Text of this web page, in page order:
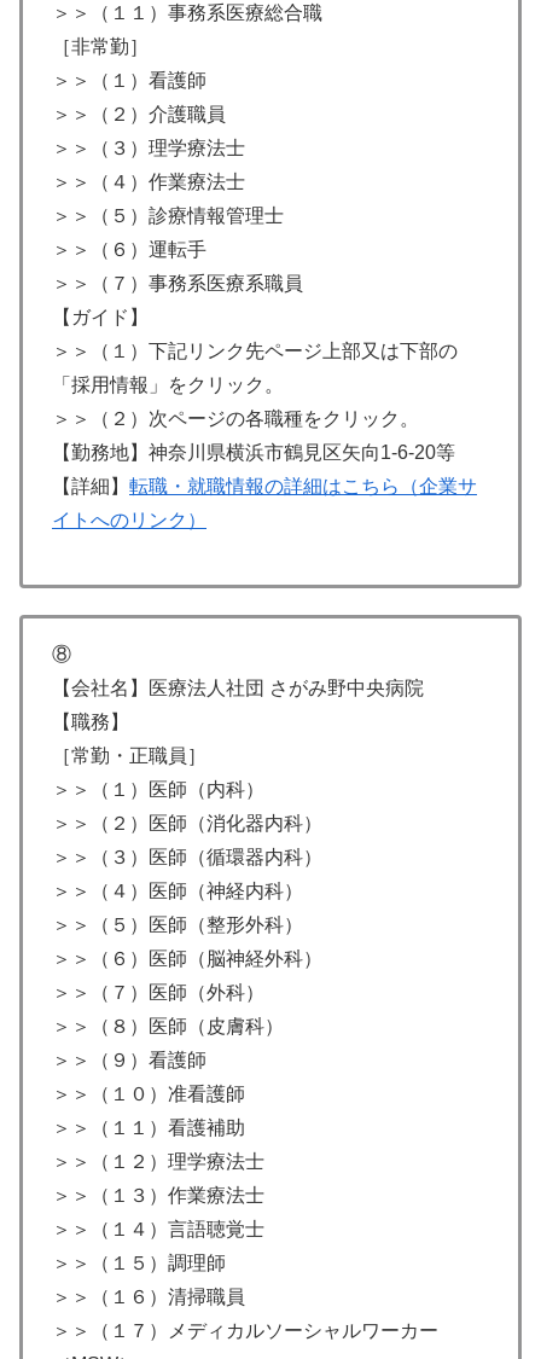
＞＞（１１）事務系医療総合職
［非常勤］
＞＞（１）看護師
＞＞（２）介護職員
＞＞（３）理学療法士
＞＞（４）作業療法士
＞＞（５）診療情報管理士
＞＞（６）運転手
＞＞（７）事務系医療系職員
【ガイド】
＞＞（１）下記リンク先ページ上部又は下部の
「採用情報」をクリック。
＞＞（２）次ページの各職種をクリック。
【勤務地】神奈川県横浜市鶴見区矢向1-6-20等
【詳細】 転職・就職情報の詳細はこちら（企業サ
イトへのリンク）
⑧
【会社名】医療法人社団 さがみ野中央病院
【職務】
［常勤・正職員］
＞＞（１）医師（内科）
＞＞（２）医師（消化器内科）
＞＞（３）医師（循環器内科）
＞＞（４）医師（神経内科）
＞＞（５）医師（整形外科）
＞＞（６）医師（脳神経外科）
＞＞（７）医師（外科）
＞＞（８）医師（皮膚科）
＞＞（９）看護師
＞＞（１０）准看護師
＞＞（１１）看護補助
＞＞（１２）理学療法士
＞＞（１３）作業療法士
＞＞（１４）言語聴覚士
＞＞（１５）調理師
＞＞（１６）清掃職員
＞＞（１７）メディカルソーシャルワーカー